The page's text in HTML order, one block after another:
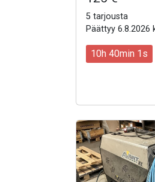
5 tarjousta
Päättyy 6.8.2026
10h 39min 59s